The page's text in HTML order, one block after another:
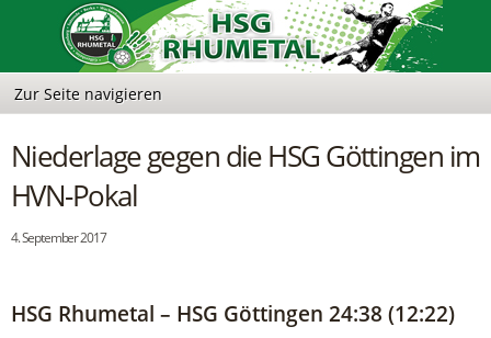
Niederlage gegen die HSG Göttingen im
HVN-Pokal
4. September 2017
HSG Rhumetal – HSG Göttingen 24:38 (12:22)